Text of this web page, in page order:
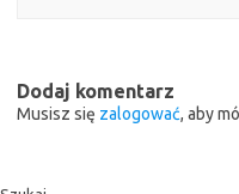
Dodaj komentarz
Musisz się zalogować, aby